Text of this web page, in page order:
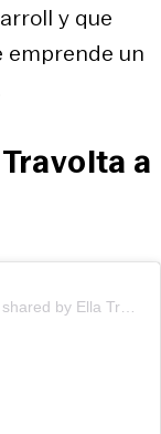
y que
emprende un
a